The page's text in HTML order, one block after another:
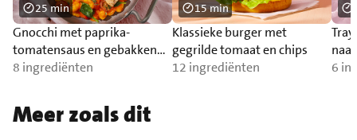
Gnocchi met paprika-
tomatensaus en gebakken
zalm
8 ingrediënten
25 min
Klassieke burger met
gegrilde tomaat en chips
12 ingrediënten
15 min
6
Meer zoals dit